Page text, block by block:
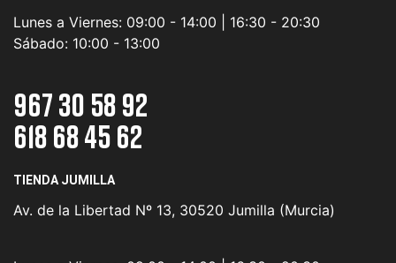
Lunes a Viernes: 09:00 - 14:00 | 16:30 - 20:30
Sábado: 10:00 - 13:00
967 30 58 92
618 68 45 62
TIENDA JUMILLA
Av. de la Libertad Nº 13, 30520 Jumilla (Murcia)